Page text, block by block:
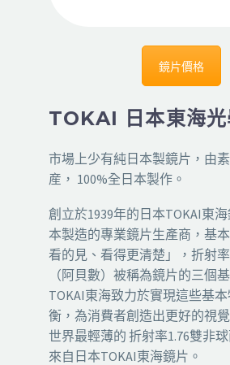
鏡片價格
TOKAI 日本東海光
市場上少有純日本製鏡片，由
産， 100%全日本製作。
創立於1939年的日本TOKAI東
本製造的專業鏡片生產商，基
看的見、看得更清楚」，折射
（阿貝數）被稱為鏡片的三個
TOKAI東海致力於實現這些基
衡，為消費者創造出更好的視
世界最輕薄的 折射率1.76雙非
來自日本TOKAI東海鏡片。